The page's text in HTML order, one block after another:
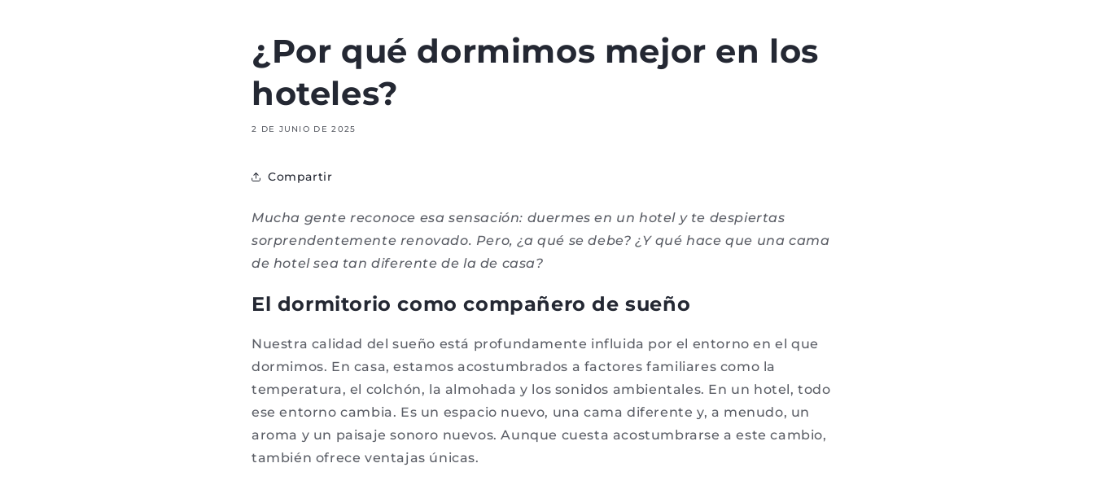
¿Por qué dormimos mejor en los
hoteles?
2 DE JUNIO DE 2025
Compartir
Mucha gente reconoce esa sensación: duermes en un hotel y te despiertas
sorprendentemente renovado. Pero, ¿a qué se debe? ¿Y qué hace que una cama
de hotel sea tan diferente de la de casa?
El dormitorio como compañero de sueño
Nuestra calidad del sueño está profundamente influida por el entorno en el que
dormimos. En casa, estamos acostumbrados a factores familiares como la
temperatura, el colchón, la almohada y los sonidos ambientales. En un hotel, todo
ese entorno cambia. Es un espacio nuevo, una cama diferente y, a menudo, un
aroma y un paisaje sonoro nuevos. Aunque cuesta acostumbrarse a este cambio,
también ofrece ventajas únicas.